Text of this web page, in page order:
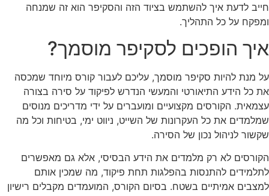
חייב לדעת איך להשתמש בציוד הזה והסקיפר הוא זה שמנחה
ומפקח על כל התהליך.
איך הופכים לסקיפר מוסמך?
על מנת להיות סקיפר מוסמך, עליכם לעבור קורס מיוחד שמכסה
את כל הידע התיאורטי והמעשי הנדרש לפיקוד על סירה בצורה
עצמאית. הקורסים מקצועיים ומועברים על ידי מדריכים מנוסים
שמלמדים את כל העקרונות של השייט, ניווט ימי, בטיחות וכל מה
שקשור לניהול נכון של הסירה.
הקורסים לא רק מלמדים את הידע הבסיסי, אלא גם מאפשרים
לתלמידים להתנסות בהפלגות תחת פיקוד, מה שמכין אותם
למצבים אמיתיים בשטח. בסיום הקורס, המועמדים מקבלים רישיון